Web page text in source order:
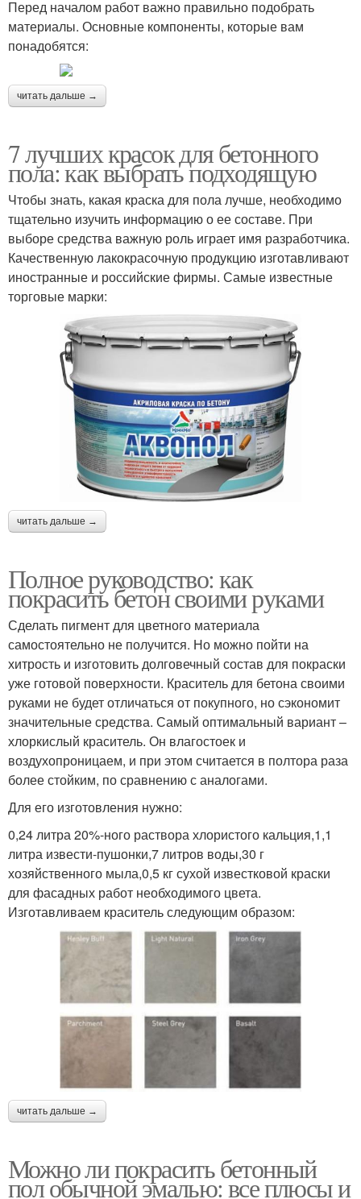
Перед началом работ важно правильно подобрать
материалы. Основные компоненты, которые вам
понадобятся:
читать дальше →
7 лучших красок для бетонного
пола: как выбрать подходящую
Чтобы знать, какая краска для пола лучше, необходимо
тщательно изучить информацию о ее составе. При
выборе средства важную роль играет имя разработчика.
Качественную лакокрасочную продукцию изготавливают
иностранные и российские фирмы. Самые известные
торговые марки:
читать дальше →
Полное руководство: как
покрасить бетон своими руками
Сделать пигмент для цветного материала
самостоятельно не получится. Но можно пойти на
хитрость и изготовить долговечный состав для покраски
уже готовой поверхности. Краситель для бетона своими
руками не будет отличаться от покупного, но сэкономит
значительные средства. Самый оптимальный вариант –
хлоркислый краситель. Он влагостоек и
воздухопроницаем, и при этом считается в полтора раза
более стойким, по сравнению с аналогами.
Для его изготовления нужно:
0,24 литра 20%-ного раствора хлористого кальция,1,1
литра извести-пушонки,7 литров воды,30 г
хозяйственного мыла,0,5 кг сухой известковой краски
для фасадных работ необходимого цвета.
Изготавливаем краситель следующим образом:
читать дальше →
Можно ли покрасить бетонный
пол обычной эмалью: все плюсы и